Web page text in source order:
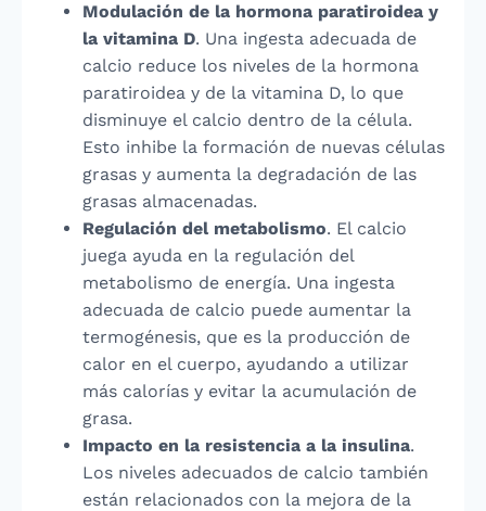
Modulación de la hormona paratiroidea y
la vitamina D. Una ingesta adecuada de
calcio reduce los niveles de la hormona
paratiroidea y de la vitamina D, lo que
disminuye el calcio dentro de la célula.
Esto inhibe la formación de nuevas células
grasas y aumenta la degradación de las
grasas almacenadas.
Regulación del metabolismo. El calcio
juega ayuda en la regulación del
metabolismo de energía. Una ingesta
adecuada de calcio puede aumentar la
termogénesis, que es la producción de
calor en el cuerpo, ayudando a utilizar
más calorías y evitar la acumulación de
grasa.
Impacto en la resistencia a la insulina.
Los niveles adecuados de calcio también
están relacionados con la mejora de la